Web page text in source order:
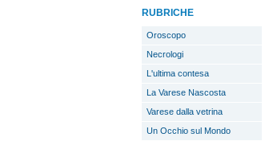
RUBRICHE
Oroscopo
Necrologi
L'ultima contesa
La Varese Nascosta
Varese dalla vetrina
Un Occhio sul Mondo